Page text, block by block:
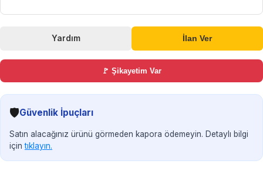
Yardım İlan Ver
🚩 Şikayetim Var
🛡️Güvenlik İpuçları
Satın alacağınız ürünü görmeden kapora ödemeyin. Detaylı bilgi
içintıklayın.